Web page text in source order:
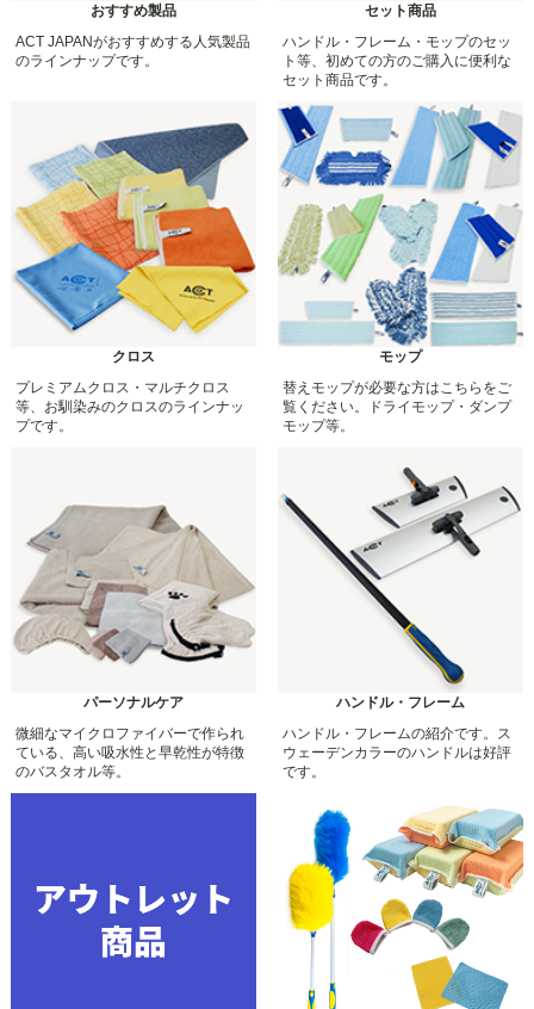
おすすめ製品
ACT JAPANがおすすめする人気製品
のラインナップです。
セット商品
ハンドル・フレーム・モップのセッ
ト等、初めての方のご購入に便利な
セット商品です。
クロス
プレミアムクロス・マルチクロス
等、お馴染みのクロスのラインナッ
プです。
モップ
替えモップが必要な方はこちらをご
覧ください。ドライモップ・ダンプ
モップ等。
パーソナルケア
微細なマイクロファイバーで作られ
ている、高い吸水性と早乾性が特徴
のバスタオル等。
ハンドル・フレーム
ハンドル・フレームの紹介です。ス
ウェーデンカラーのハンドルは好評
です。